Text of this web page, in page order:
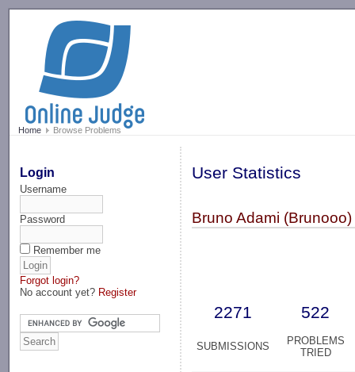
Home Browse Problems
Login
Username
Password
Remember me
Forgot login?
No account yet? Register
User Statistics
Bruno Adami (Brunooo)
2271 522
SUBMISSIONS
PROBLEMS
TRIED